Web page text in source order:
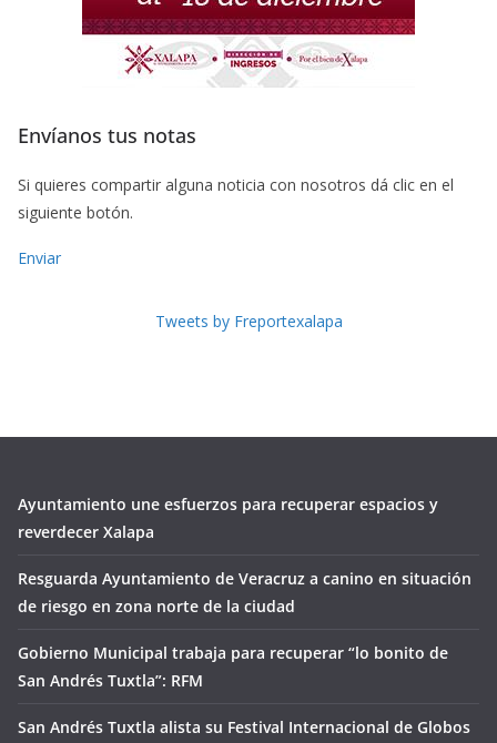
Envíanos tus notas
Si quieres compartir alguna noticia con nosotros dá clic en el
siguiente botón.
Enviar
Tweets by Freportexalapa
Ayuntamiento une esfuerzos para recuperar espacios y
reverdecer Xalapa
Resguarda Ayuntamiento de Veracruz a canino en situación
de riesgo en zona norte de la ciudad
Gobierno Municipal trabaja para recuperar “lo bonito de
San Andrés Tuxtla”: RFM
San Andrés Tuxtla alista su Festival Internacional de Globos